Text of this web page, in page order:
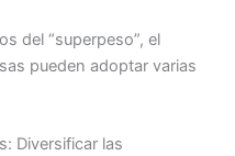
del “superpeso”, el
pueden adoptar varias
Diversificar las